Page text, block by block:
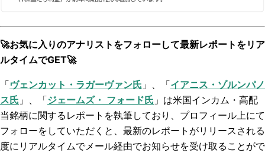
🚀お気に入りのアナリストをフォローして最新レポートをリア
ルタイムでGET🚀
「ヴェンカット・ラガーヴァン氏 」、「イアニス・ ゾルンパノ
ス氏 」、「ジェームズ・ フォード氏 」は米国インカム・高配
当銘柄に関するレポートを執筆しており、 プロフィール上にて
フォローをしていただくと、最新のレポートがリリースされる
度にリアルタイムでメール経由でお知らせを受け取ることがで